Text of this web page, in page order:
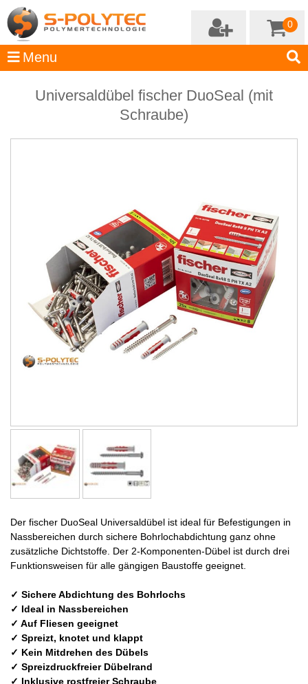
0
Universaldübel fischer DuoSeal (mit
Schraube)
Der fischer DuoSeal Universaldübel ist ideal für Befestigungen in
Nassbereichen durch sichere Bohrlochabdichtung ganz ohne
zusätzliche Dichtstoffe. Der 2-Komponenten-Dübel ist durch drei
Funktionsweisen für alle gängigen Baustoffe geeignet.
✓ Sichere Abdichtung des Bohrlochs
✓ Ideal in Nassbereichen
✓ Auf Fliesen geeignet
✓ Spreizt, knotet und klappt
✓ Kein Mitdrehen des Dübels
✓ Spreizdruckfreier Dübelrand
✓ Inklusive rostfreier Schraube